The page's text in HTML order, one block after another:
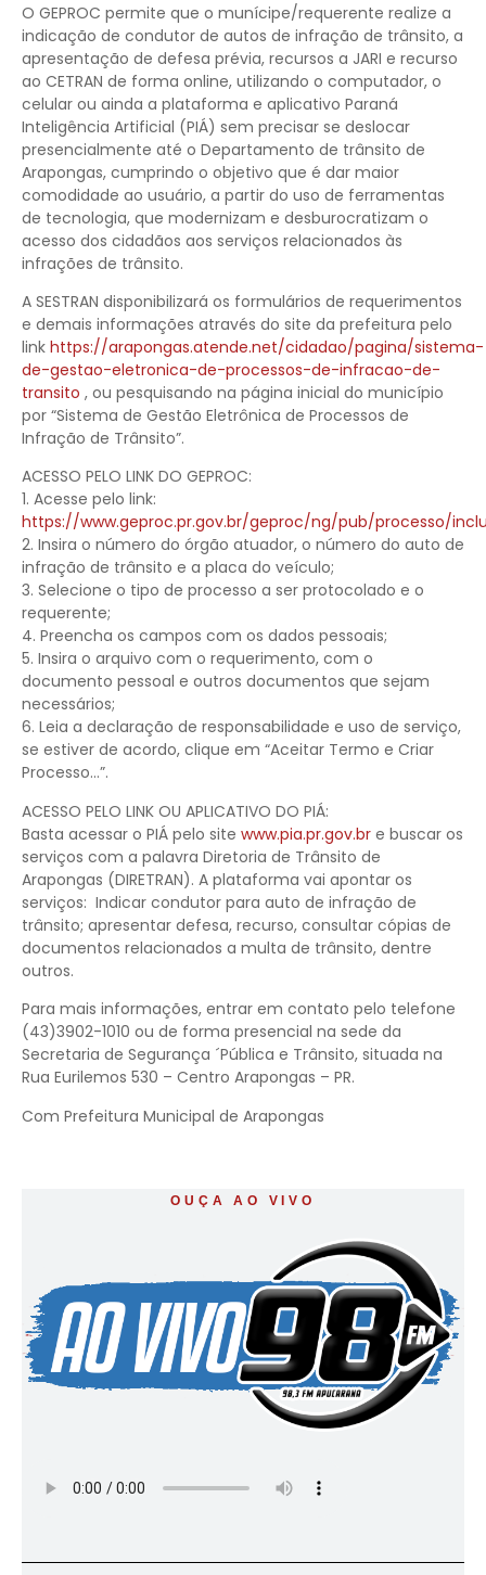
O GEPROC permite que o munícipe/requerente realize a
indicação de condutor de autos de infração de trânsito, a
apresentação de defesa prévia, recursos a JARI e recurso
ao CETRAN de forma online, utilizando o computador, o
celular ou ainda a plataforma e aplicativo Paraná
Inteligência Artificial (PIÁ) sem precisar se deslocar
presencialmente até o Departamento de trânsito de
Arapongas, cumprindo o objetivo que é dar maior
comodidade ao usuário, a partir do uso de ferramentas
de tecnologia, que modernizam e desburocratizam o
acesso dos cidadãos aos serviços relacionados às
infrações de trânsito.
A SESTRAN disponibilizará os formulários de requerimentos
e demais informações através do site da prefeitura pelo
link https://arapongas.atende.net/cidadao/pagina/sistema-
de-gestao-eletronica-de-processos-de-infracao-de-
transito , ou pesquisando na página inicial do município
por “Sistema de Gestão Eletrônica de Processos de
Infração de Trânsito”.
ACESSO PELO LINK DO GEPROC:
1. Acesse pelo link:
https://www.geproc.pr.gov.br/geproc/ng/pub/processo/
2. Insira o número do órgão atuador, o número do auto de
infração de trânsito e a placa do veículo;
3. Selecione o tipo de processo a ser protocolado e o
requerente;
4. Preencha os campos com os dados pessoais;
5. Insira o arquivo com o requerimento, com o
documento pessoal e outros documentos que sejam
necessários;
6. Leia a declaração de responsabilidade e uso de serviço,
se estiver de acordo, clique em “Aceitar Termo e Criar
Processo…”.
ACESSO PELO LINK OU APLICATIVO DO PIÁ:
Basta acessar o PIÁ pelo site www.pia.pr.gov.br e buscar os
serviços com a palavra Diretoria de Trânsito de
Arapongas (DIRETRAN). A plataforma vai apontar os
serviços: Indicar condutor para auto de infração de
trânsito; apresentar defesa, recurso, consultar cópias de
documentos relacionados a multa de trânsito, dentre
outros.
Para mais informações, entrar em contato pelo telefone
(43)3902-1010 ou de forma presencial na sede da
Secretaria de Segurança ´Pública e Trânsito, situada na
Rua Eurilemos 530 – Centro Arapongas – PR.
Com Prefeitura Municipal de Arapongas
OUÇA AO VIVO